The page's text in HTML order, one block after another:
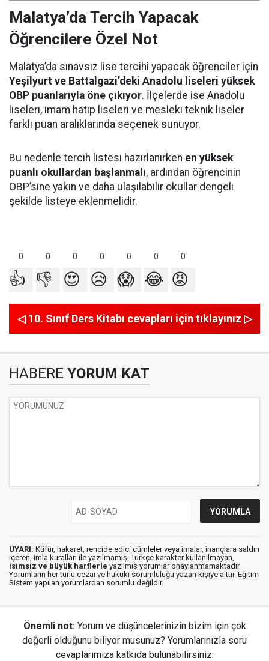
Malatya’da Tercih Yapacak
Öğrencilere Özel Not
Malatya’da sınavsız lise tercihi yapacak öğrenciler için
Yeşilyurt ve Battalgazi’deki Anadolu liseleri yüksek
OBP puanlarıyla öne çıkıyor. İlçelerde ise Anadolu
liseleri, imam hatip liseleri ve mesleki teknik liseler
farklı puan aralıklarında seçenek sunuyor.
Bu nedenle tercih listesi hazırlanırken en yüksek
puanlı okullardan başlanmalı, ardından öğrencinin
OBP’sine yakın ve daha ulaşılabilir okullar dengeli
şekilde listeye eklenmelidir.
0 0 0 0 0 0 0
👍 👎 😍 😥 😱 😂 😡
◁ 10. Sınıf Ders Kitabı cevapları için tıklayınız ▷
HABERE YORUM KAT
UYARI: Küfür, hakaret, rencide edici cümleler veya imalar, inançlara saldırı
içeren, imla kuralları ile yazılmamış, Türkçe karakter kullanılmayan,
isimsiz ve büyük harflerle yazılmış yorumlar onaylanmamaktadır.
Yorumların her türlü cezai ve hukuki sorumluluğu yazan kişiye aittir. Eğitim
Sistem yapılan yorumlardan sorumlu değildir.
Önemli not: Yorum ve düşüncelerinizin bizim için çok
değerli olduğunu biliyor musunuz? Yorumlarınızla soru
cevaplarımıza katkıda bulunabilirsiniz.